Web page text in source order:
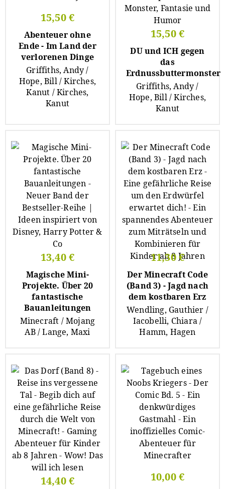
15,50 €
Abenteuer ohne
Ende - Im Land der
verlorenen Dinge
Griffiths, Andy /
Hope, Bill / Kirches,
Kanut / Kirches,
Kanut
15,50 €
DU und ICH gegen
das
Erdnussbuttermonster
Griffiths, Andy /
Hope, Bill / Kirches,
Kanut
13,40 €
Magische Mini-
Projekte. Über 20
fantastische
Bauanleitungen
Minecraft / Mojang
AB / Lange, Maxi
11,30 €
Der Minecraft Code
(Band 3) - Jagd nach
dem kostbaren Erz
Wendling, Gauthier /
Iacobelli, Chiara /
Hamm, Hagen
14,40 € 10,00 €